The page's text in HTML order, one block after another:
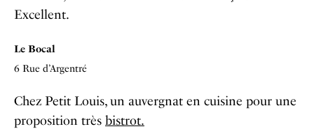
Excellent.
Le Bocal
6 Rue d’Argentré
Chez Petit Louis, un auvergnat en cuisine pour une
proposition très bistrot.